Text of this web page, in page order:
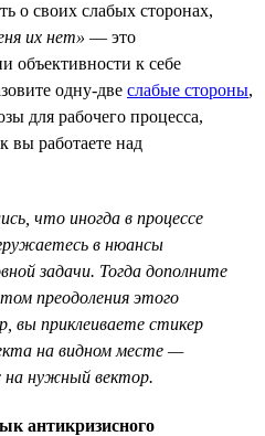
о своих слабых сторонах,
их нет» — это
объективности к себе
одну-две слабые стороны,
для рабочего процесса,
вы работаете над
что иногда в процессе
в нюансы
задачи. Тогда дополните
преодоления этого
вы приклеиваете стикер
на видном месте —
на нужный вектор.
антикризисного